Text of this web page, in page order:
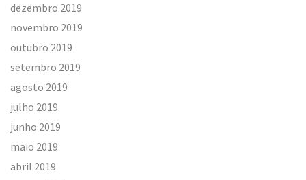
dezembro 2019
novembro 2019
outubro 2019
setembro 2019
agosto 2019
julho 2019
junho 2019
maio 2019
abril 2019